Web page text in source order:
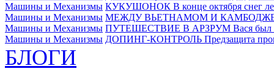
Машины и Механизмы КУКУШОНОК В конце октября снег
Машины и Механизмы МЕЖДУ ВЬЕТНАМОМ И
Машины и Механизмы ПУТЕШЕСТВИЕ В АРЗРУМ Вася был
Машины и Механизмы ДОПИНГ-КОНТРОЛЬ Предзащита
БЛОГИ